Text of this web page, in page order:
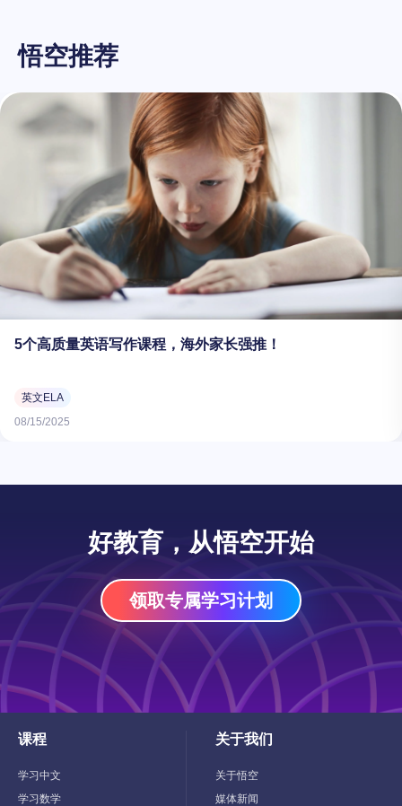
悟空推荐
5个高质量英语写作课程，海外家长强推！
英文ELA
08/15/2025
好教育，从悟空开始
领取专属学习计划
课程
Toggle
Menu
学习中文
学习数学
关于我们
Toggle
Menu
关于悟空
媒体新闻